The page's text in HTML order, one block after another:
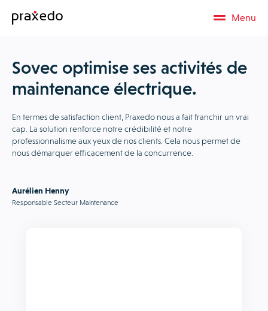
Menu
Sovec optimise ses activités de
maintenance électrique.
En termes de satisfaction client, Praxedo nous a fait franchir un vrai
cap. La solution renforce notre crédibilité et notre
professionnalisme aux yeux de nos clients. Cela nous permet de
nous démarquer efficacement de la concurrence.
Aurélien Henny
Responsable Secteur Maintenance